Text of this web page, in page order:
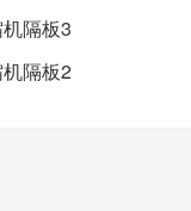
隔板3
隔板2